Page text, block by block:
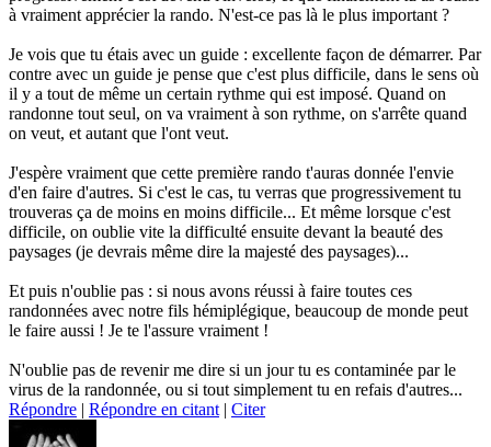
à vraiment apprécier la rando. N'est-ce pas là le plus important ?
Je vois que tu étais avec un guide : excellente façon de démarrer. Par
contre avec un guide je pense que c'est plus difficile, dans le sens où
il y a tout de même un certain rythme qui est imposé. Quand on
randonne tout seul, on va vraiment à son rythme, on s'arrête quand
on veut, et autant que l'ont veut.
J'espère vraiment que cette première rando t'auras donnée l'envie
d'en faire d'autres. Si c'est le cas, tu verras que progressivement tu
trouveras ça de moins en moins difficile... Et même lorsque c'est
difficile, on oublie vite la difficulté ensuite devant la beauté des
paysages (je devrais même dire la majesté des paysages)...
Et puis n'oublie pas : si nous avons réussi à faire toutes ces
randonnées avec notre fils hémiplégique, beaucoup de monde peut
le faire aussi ! Je te l'assure vraiment !
N'oublie pas de revenir me dire si un jour tu es contaminée par le
virus de la randonnée, ou si tout simplement tu en refais d'autres...
Répondre | Répondre en citant | Citer